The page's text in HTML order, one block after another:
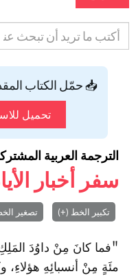
📥 حمّل الكتاب
تحميل
الترجمة العربية
سفر أخبار
تكبير الخط (+) تصغير
"فما كانَ مِنْ داوُدَ
مئَةٍ مِنْ أنسبائِهِ هؤلاءِ،